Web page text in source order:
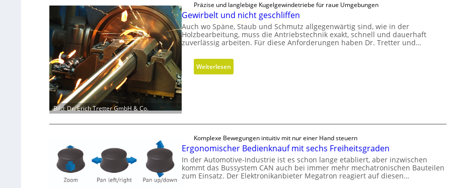
Bild: Dr. Erich Tretter GmbH & Co.
Präzise und langlebige Kugelgewindetriebe für raue Umgebungen
Gewirbelt und nicht geschliffen
Auch wo Späne, Staub und Schmutz allgegenwärtig sind, wie in der
Holzbearbeitung, muss die Antriebstechnik exakt, schnell und dauerhaft
zuverlässig arbeiten. Für diese Anforderungen haben Dr. Tretter und…
Weiterlesen:
G
e
l
t
u
Komplexe Bewegungen intuitiv mit nur einer Hand steuern
Ergonomischer Bedienknauf mit sechs Freiheitsgraden
In der Automotive-Industrie ist es schon lange etabliert, aber inzwischen
kommt das Bussystem CAN auch bei immer mehr mechatronischen Bauteilen
zum Einsatz. Der Elektronikanbieter Megatron reagiert auf diesen…